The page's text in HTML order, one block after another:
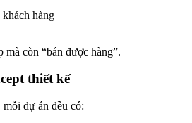
hàng
còn “bán được hàng”.
thiết kế
dự án đều có: